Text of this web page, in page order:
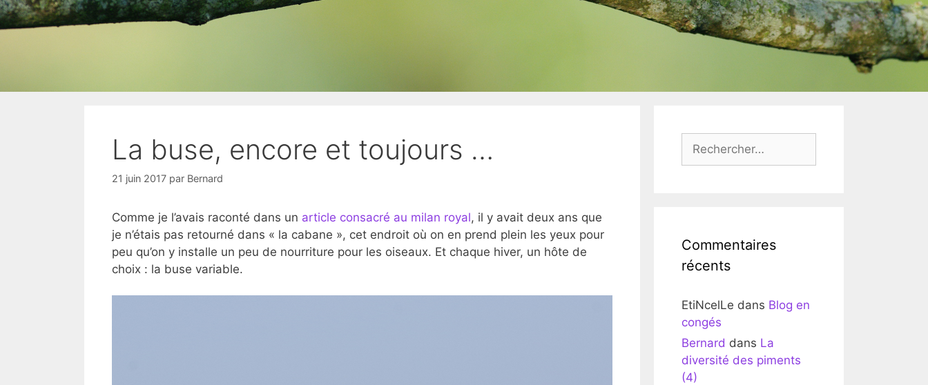
La buse, encore et toujours …
21 juin 2017 par Bernard
Comme je l’avais raconté dans un article consacré au milan royal, il y avait deux ans que
je n’étais pas retourné dans « la cabane », cet endroit où on en prend plein les yeux pour
peu qu’on y installe un peu de nourriture pour les oiseaux. Et chaque hiver, un hôte de
choix : la buse variable.
Commentaires
récents
EtiNcelLe dans Blog en
congés
Bernard dans La
diversité des piments
(4)